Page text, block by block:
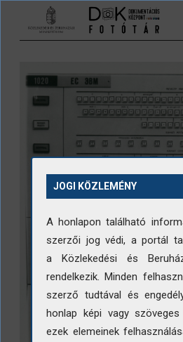
Ugrás a tartalomra
JOGI KÖZLEMÉNY
A honlapon található
szerzői jog védi, a portál
a Közlekedési és
rendelkezik. Minden
szerző tudtával és
honlap képi vagy
ezek elemeinek